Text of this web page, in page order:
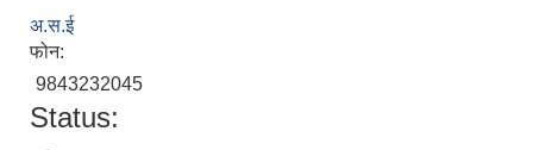
अ.स.ई
फोन:
9843232045
Status: